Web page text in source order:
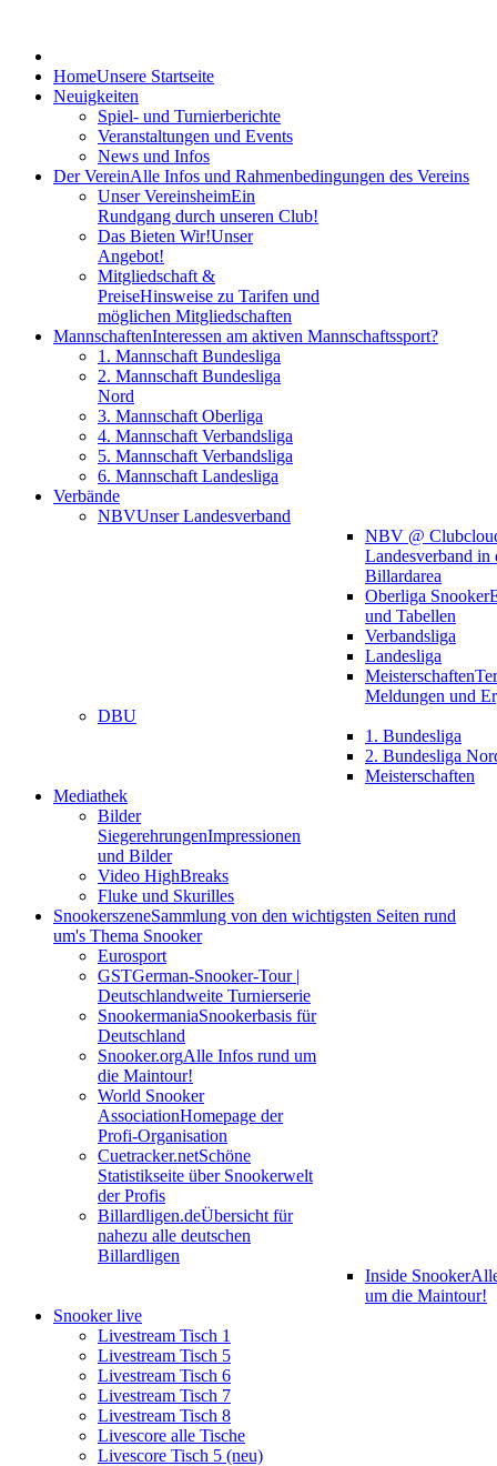
HomeUnsere Startseite
Neuigkeiten
Spiel- und Turnierberichte
Veranstaltungen und Events
News und Infos
Der VereinAlle Infos und Rahmenbedingungen des Vereins
Unser VereinsheimEin
Rundgang durch unseren Club!
Das Bieten Wir!Unser
Angebot!
Mitgliedschaft &
PreiseHinsweise zu Tarifen und
möglichen Mitgliedschaften
MannschaftenInteressen am aktiven Mannschaftssport?
1. Mannschaft Bundesliga
2. Mannschaft Bundesliga
Nord
3. Mannschaft Oberliga
4. Mannschaft Verbandsliga
5. Mannschaft Verbandsliga
6. Mannschaft Landesliga
Verbände
NBVUnser Landesverband
NBV @
Landesverband in
Billardarea
Oberliga Snooker
und Tabellen
Verbandsliga
Landesliga
Meisterschaften
Meldungen und
DBU
1. Bundesliga
2. Bundesliga
Meisterschaften
Mediathek
Bilder
SiegerehrungenImpressionen
und Bilder
Video HighBreaks
Fluke und Skurilles
SnookerszeneSammlung von den wichtigsten Seiten rund
um's Thema Snooker
Eurosport
GSTGerman-Snooker-Tour |
Deutschlandweite Turnierserie
SnookermaniaSnookerbasis für
Deutschland
Snooker.orgAlle Infos rund um
die Maintour!
World Snooker
AssociationHomepage der
Profi-Organisation
Cuetracker.netSchöne
Statistikseite über Snookerwelt
der Profis
Billardligen.deÜbersicht für
nahezu alle deutschen
Billardligen
Inside Snooker
um die Maintour!
Snooker live
Livestream Tisch 1
Livestream Tisch 5
Livestream Tisch 6
Livestream Tisch 7
Livestream Tisch 8
Livescore alle Tische
Livescore Tisch 5 (neu)